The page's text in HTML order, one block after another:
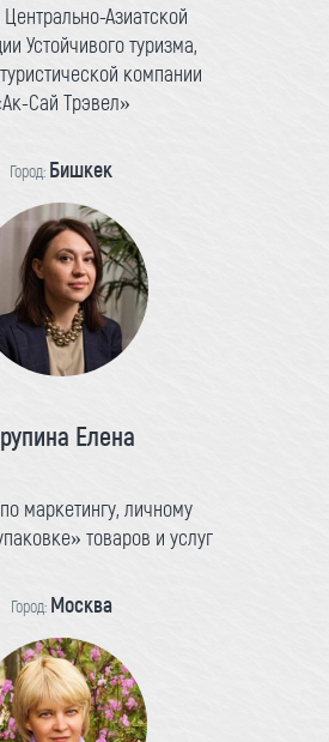
Азиатской
Устойчивого туризма,
компании
Сай Трэвел»
Город: Бишкек
Елена
маркетингу, личному
товаров и услуг
Город: Москва